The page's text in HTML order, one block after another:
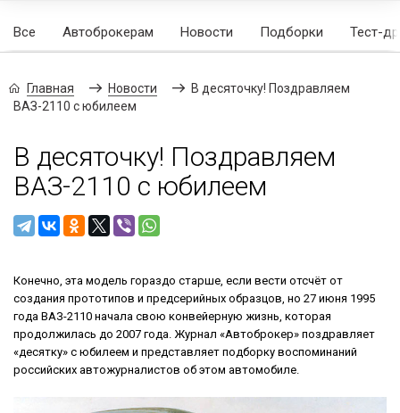
Все Автоброкерам Новости Подборки Тест-
Главная Новости
В десяточку! Поздравляем
ВАЗ-2110 с юбилеем
В десяточку! Поздравляем
ВАЗ-2110 с юбилеем
Конечно, эта модель гораздо старше, если вести отсчёт от
создания прототипов и предсерийных образцов, но 27 июня 1995
года ВАЗ-2110 начала свою конвейерную жизнь, которая
продолжилась до 2007 года. Журнал «Автоброкер» поздравляет
«десятку» с юбилеем и представляет подборку воспоминаний
российских автожурналистов об этом автомобиле.